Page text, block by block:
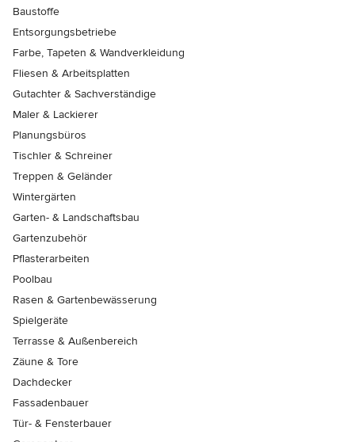
Baustoffe
Entsorgungsbetriebe
Farbe, Tapeten & Wandverkleidung
Fliesen & Arbeitsplatten
Gutachter & Sachverständige
Maler & Lackierer
Planungsbüros
Tischler & Schreiner
Treppen & Geländer
Wintergärten
Garten- & Landschaftsbau
Gartenzubehör
Pflasterarbeiten
Poolbau
Rasen & Gartenbewässerung
Spielgeräte
Terrasse & Außenbereich
Zäune & Tore
Dachdecker
Fassadenbauer
Tür- & Fensterbauer